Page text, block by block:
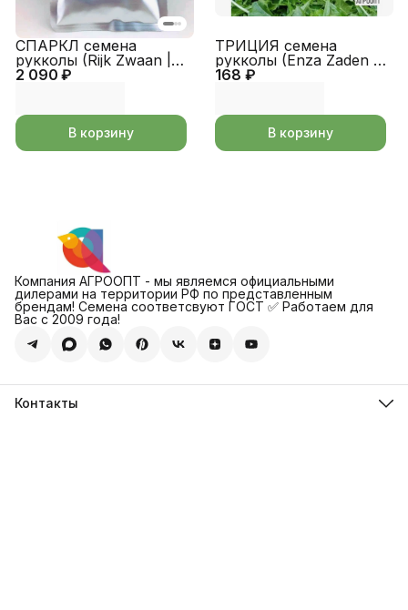
2 090 ₽
СПАРКЛ семена
рукколы (Rijk Zwaan |
Alexagro)
В корзину
168 ₽
ТРИЦИЯ семена
рукколы (Enza Zaden |
Alexagro)
В корзину
Компания АГРООПТ - мы являемся официальными
дилерами на территории РФ по представленным
брендам! Семена соответсвуют ГОСТ ✅ Работаем для
Вас с 2009 года!
Контакты